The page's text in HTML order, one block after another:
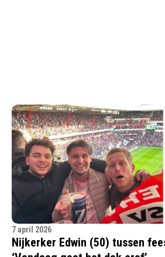
7 april 2026
Nijkerker Edwin (50) tussen